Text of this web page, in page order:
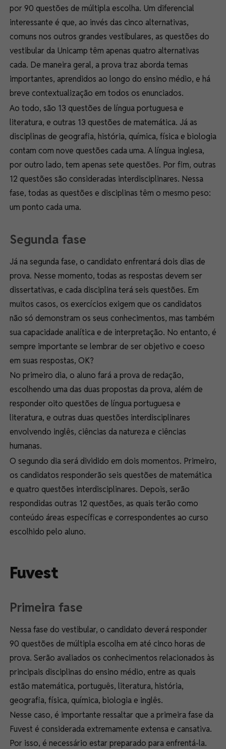
por 90 questões de múltipla escolha. Um diferencial
interessante é que, ao invés das cinco alternativas,
comuns nos outros grandes vestibulares, as questões do
vestibular da Unicamp têm apenas quatro alternativas
cada. De maneira geral, a prova traz aborda temas
importantes, aprendidos ao longo do ensino médio, e há
breve contextualização em todos os enunciados.
Ao todo, são 13 questões de língua portuguesa e
literatura, e outras 13 questões de matemática. Já as
disciplinas de geografia, história, química, física e biologia
contam com nove questões cada uma. A língua inglesa,
por outro lado, tem apenas sete questões. Por fim, outras
12 questões são consideradas interdisciplinares. Nessa
fase, todas as questões e disciplinas têm o mesmo peso:
um ponto cada uma.
Segunda fase
Já na segunda fase, o candidato enfrentará dois dias de
prova. Nesse momento, todas as respostas devem ser
dissertativas, e cada disciplina terá seis questões. Em
muitos casos, os exercícios exigem que os candidatos
não só demonstram os seus conhecimentos, mas também
sua capacidade analítica e de interpretação. No entanto, é
sempre importante se lembrar de ser objetivo e coeso
em suas respostas, OK?
No primeiro dia, o aluno fará a prova de redação,
escolhendo uma das duas propostas da prova, além de
responder oito questões de língua portuguesa e
literatura, e outras duas questões interdisciplinares
envolvendo inglês, ciências da natureza e ciências
humanas.
O segundo dia será dividido em dois momentos. Primeiro,
os candidatos responderão seis questões de matemática
e quatro questões interdisciplinares. Depois, serão
respondidas outras 12 questões, as quais terão como
conteúdo áreas específicas e correspondentes ao curso
escolhido pelo aluno.
Fuvest
Primeira fase
Nessa fase do vestibular, o candidato deverá responder
90 questões de múltipla escolha em até cinco horas de
prova. Serão avaliados os conhecimentos relacionados às
principais disciplinas do ensino médio, entre as quais
estão matemática, português, literatura, história,
geografia, física, química, biologia e inglês.
Nesse caso, é importante ressaltar que a primeira fase da
Fuvest é considerada extremamente extensa e cansativa.
Por isso, é necessário estar preparado para enfrentá-la.